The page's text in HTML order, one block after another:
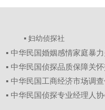
▪ 妇幼侦探社
▪ 中华民国婚姻感情家庭暴
▪ 中华民国侦探品质保障关
▪ 中华民国工商经济市场调
▪ 中华民国侦探专业经理人